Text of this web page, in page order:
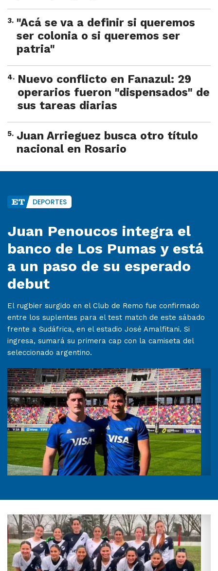
3. "Acá se va a definir si queremos
ser colonia o si queremos ser
patria"
4. Nuevo conflicto en Fanazul: 29
operarios fueron "dispensados" de
sus tareas diarias
5. Juan Arrieguez busca otro título
nacional en Rosario
DEPORTES
Juan Penoucos integra el
banco de Los Pumas y está
a un paso de su esperado
debut
El rugbier surgido en el Club de Remo fue confirmado
entre los suplentes para el test match de este sábado
frente a Sudáfrica, en el estadio José Amalfitani. Si
ingresa, sumará su primera cap con la camiseta del
seleccionado argentino.